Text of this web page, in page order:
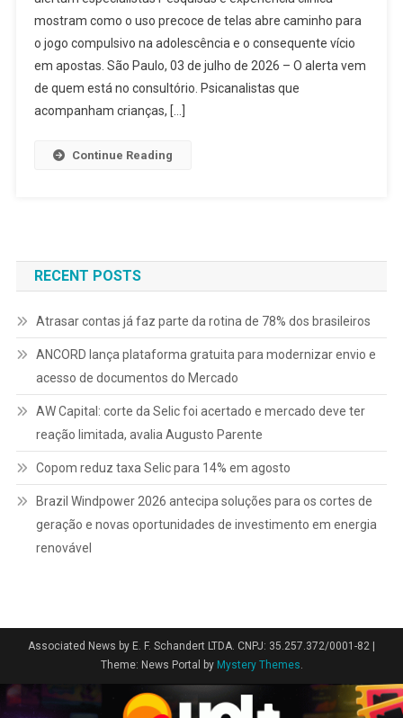
mostram como o uso precoce de telas abre caminho para
o jogo compulsivo na adolescência e o consequente vício
em apostas. São Paulo, 03 de julho de 2026 – O alerta vem
de quem está no consultório. Psicanalistas que
acompanham crianças, […]
Continue Reading
RECENT POSTS
Atrasar contas já faz parte da rotina de 78% dos brasileiros
ANCORD lança plataforma gratuita para modernizar envio e
acesso de documentos do Mercado
AW Capital: corte da Selic foi acertado e mercado deve ter
reação limitada, avalia Augusto Parente
Copom reduz taxa Selic para 14% em agosto
Brazil Windpower 2026 antecipa soluções para os cortes de
geração e novas oportunidades de investimento em energia
renovável
Associated News by E. F. Schandert LTDA. CNPJ: 35.257.372/0001-82 |
Theme: News Portal by Mystery Themes